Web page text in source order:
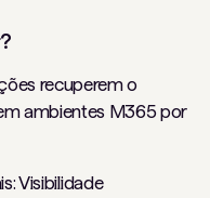
recuperem o
ambientes M365 por
Visibilidade